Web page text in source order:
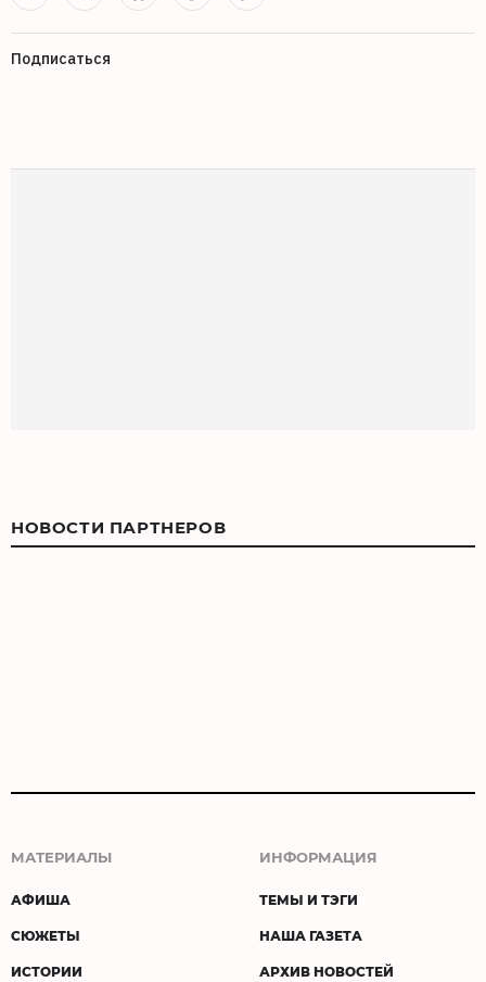
Подписаться
НОВОСТИ ПАРТНЕРОВ
МАТЕРИАЛЫ
АФИША
СЮЖЕТЫ
ИСТОРИИ
ИНФОРМАЦИЯ
ТЕМЫ И ТЭГИ
НАША ГАЗЕТА
АРХИВ НОВОСТЕЙ